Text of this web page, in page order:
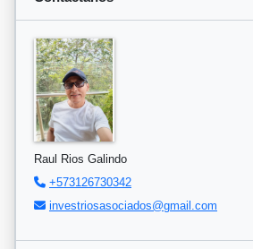
Raul Rios Galindo
+573126730342
investriosasociados@gmail.com